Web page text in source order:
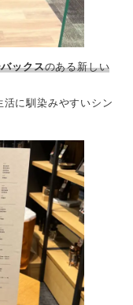
ックスのある新しい
に馴染みやすいシン